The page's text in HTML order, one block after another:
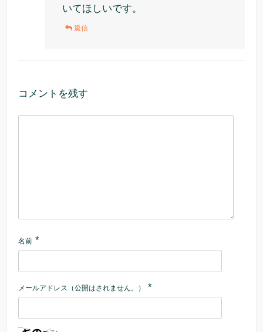
いてほしいです。
返信
コメントを残す
名前 *
メールアドレス（公開はされません。） *